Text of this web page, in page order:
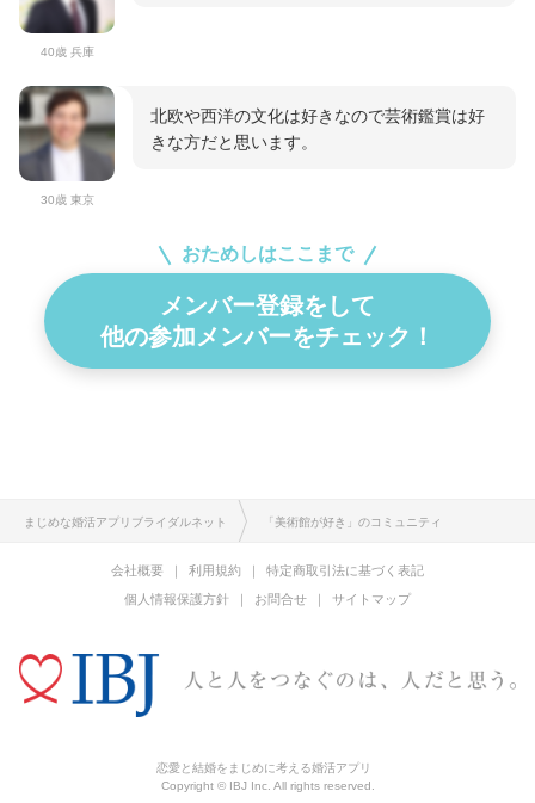
40歳 兵庫
30歳 東京
北欧や西洋の文化は好きなので芸術鑑賞は好
きな方だと思います。
おためしはここまで
メンバー登録をして
他の参加メンバーをチェック！
まじめな婚活アプリブライダルネット 「美術館が好き」のコミュニティ
会社概要 利用規約
特定商取引法に基づく表記
個人情報保護方針
お問合せ サイトマップ
恋愛と結婚をまじめに考える婚活アプリ
Copyright © IBJ Inc. All rights reserved.